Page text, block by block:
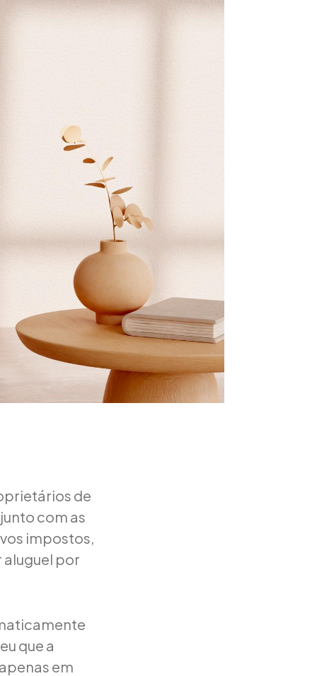
de
com as
impostos,
por
que a
em